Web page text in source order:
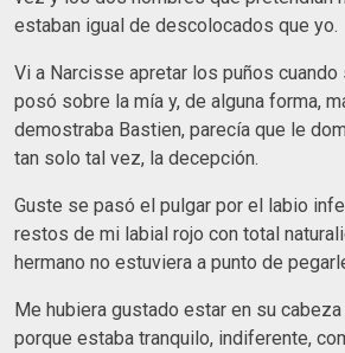
estaban igual de descolocados que yo.
Vi a Narcisse apretar los puños
posó sobre la mía y, de alguna forma,
demostraba Bastien, parecía que le
tan solo tal vez, la decepción.
Guste se pasó el pulgar por el labio
restos de mi labial rojo con total
hermano no estuviera a punto de
Me hubiera gustado estar en su
porque estaba tranquilo, indiferente,